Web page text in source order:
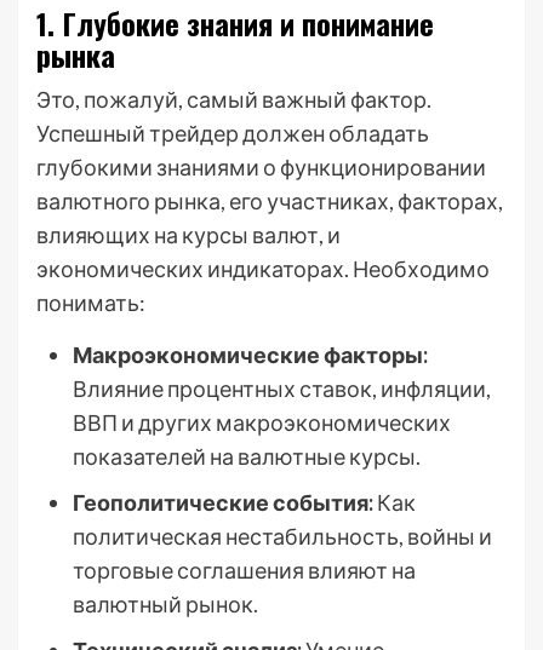
1. Глубокие знания и понимание
рынка
Это, пожалуй, самый важный фактор.
Успешный трейдер должен обладать
глубокими знаниями о функционировании
валютного рынка, его участниках, факторах,
влияющих на курсы валют, и
экономических индикаторах. Необходимо
понимать:
Макроэкономические факторы:
Влияние процентных ставок, инфляции,
ВВП и других макроэкономических
показателей на валютные курсы.
Геополитические события:Как
политическая нестабильность, войны и
торговые соглашения влияют на
валютный рынок.